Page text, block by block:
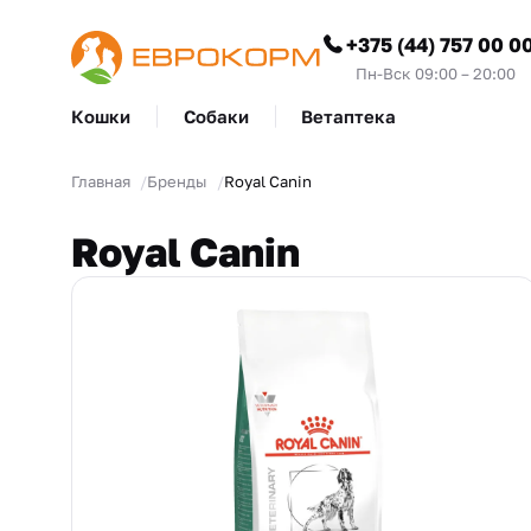
+375 (44) 757 00
Пн-Вск 09:00 – 20:00
Кошки Собаки Ветаптека
Главная Бренды Royal Canin
Royal Canin